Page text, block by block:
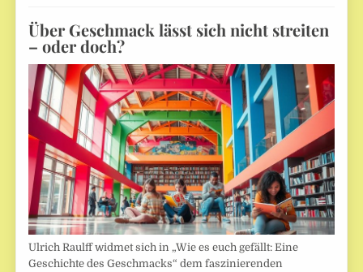
Über Geschmack lässt sich nicht streiten
– oder doch?
Ulrich Raulff widmet sich in „Wie es euch gefällt: Eine
Geschichte des Geschmacks“ dem faszinierenden